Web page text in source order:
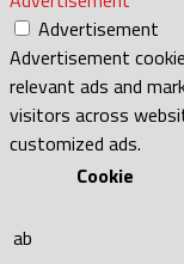
Advertisement
Advertisement
relevant ads and
visitors across
customized ads.
Cookie
ab